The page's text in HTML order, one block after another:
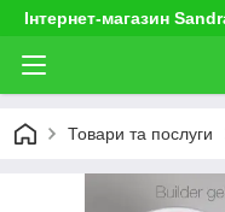
Інтернет-магазин
Товари та послуги